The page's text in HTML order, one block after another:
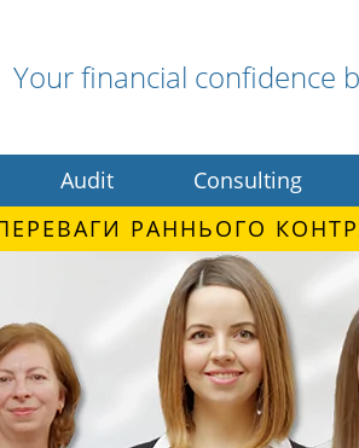
Your financial confidence
Audit Consulting
РАННЬОГО